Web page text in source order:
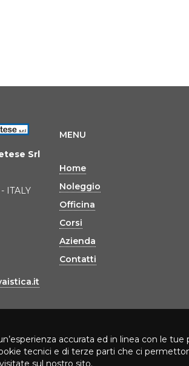
Srl
ITALY
MENU
Home
Noleggio
Officina
Corsi
Azienda
Contatti
accurata ed in linea con le tue
tecnici e di terze parti che ci
sul nostro sito.